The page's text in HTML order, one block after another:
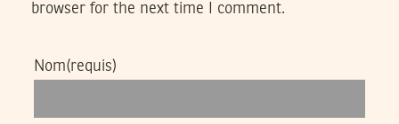
browser for the next time I comment.
Nom(requis)